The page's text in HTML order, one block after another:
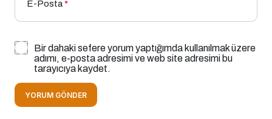
E-Posta*
Bir dahaki sefere yorum yaptığımda kullanılmak üzere
adımı, e-posta adresimi ve web site adresimi bu
tarayıcıya kaydet.
YORUM GÖNDER